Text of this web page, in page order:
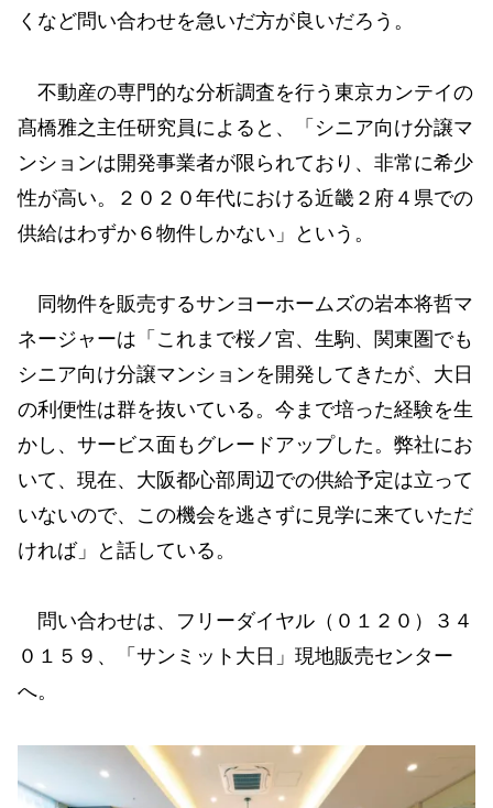
くなど問い合わせを急いだ方が良いだろう。
不動産の専門的な分析調査を行う東京カンテイの
髙橋雅之主任研究員によると、「シニア向け分譲マ
ンションは開発事業者が限られており、非常に希少
性が高い。２０２０年代における近畿２府４県での
供給はわずか６物件しかない」という。
同物件を販売するサンヨーホームズの岩本将哲マ
ネージャーは「これまで桜ノ宮、生駒、関東圏でも
シニア向け分譲マンションを開発してきたが、大日
の利便性は群を抜いている。今まで培った経験を生
かし、サービス面もグレードアップした。弊社にお
いて、現在、大阪都心部周辺での供給予定は立って
いないので、この機会を逃さずに見学に来ていただ
ければ」と話している。
問い合わせは、フリーダイヤル（０１２０）３４
０１５９、「サンミット大日」現地販売センター
へ。